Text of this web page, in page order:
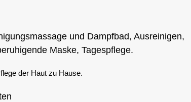
und Dampfbad, Ausreinigen,
Maske, Tagespflege.
der Haut zu Hause.